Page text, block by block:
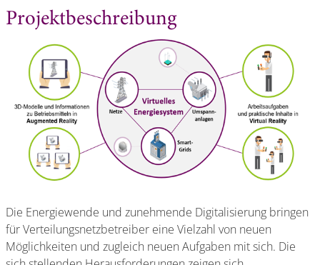
Projektbeschreibung
Die Energiewende und zunehmende Digitalisierung bringen
für Verteilungsnetzbetreiber eine Vielzahl von neuen
Möglichkeiten und zugleich neuen Aufgaben mit sich. Die